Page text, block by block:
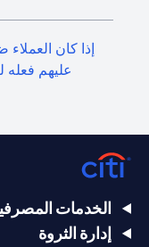
إذا كان
عليهم فعله
الخدمات
إدارة الثروة